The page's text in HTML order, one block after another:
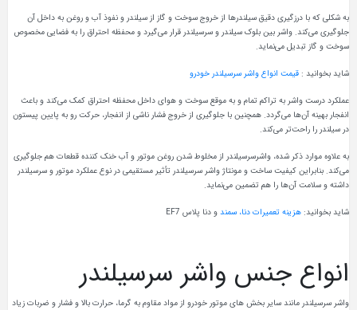
به‌ شکلی که با درزگیری دقیق سیلندرها از خروج سوخت و گاز از سیلندر و نفوذ آب و روغن به داخل آن
جلوگیری می‌کند. واشر بین بلوک سیلندر و سرسیلندر قرار می‌گیرد و محفظه‌ احتراق را به فضایی مخصوص
سوخت و گاز تبدیل می‌نماید.
شاید بخوانید : قیمت انواع واشر سرسیلندر خودرو
عملکرد درست واشر به تراکم تمام و به‌ موقع سوخت و هوای داخل محفظه‌ احتراق کمک می‌کند و باعث
انفجار بهینه‌ آن‌ها می‌گردد. همچنین با جلوگیری از خروج فشار ناشی از انفجار، حرکت رو به‌ پایین پیستون
در سیلندر را راحت‌تر می‌کند.
به علاوه موارد ذکر شده، واشرسرسیلندر از مخلوط شدن روغن موتور و آب خنک‌ کننده‌ قطعات هم جلوگیری
می‌کند. بنابراین کیفیت ساخت و مونتاژ واشر سرسیلندر تأثیر مستقیمی در نوع عملکرد موتور و سرسیلندر
داشته و سلامت آن‌ها را هم تضمین می‌نماید.
شاید بخوانید: هزینه تعمیرات دنا، سمندو دنا پلاس EF7
انواع جنس واشر سرسیلندر
واشر سرسیلندر مانند سایر بخش های موتور خودرو از مواد مقاوم به گرما، حرارت بالا و فشار و ضربات زیاد